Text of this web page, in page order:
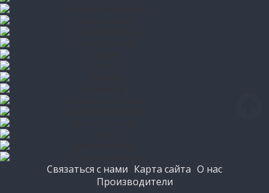
Связаться с нами Карта сайта О нас
Производители